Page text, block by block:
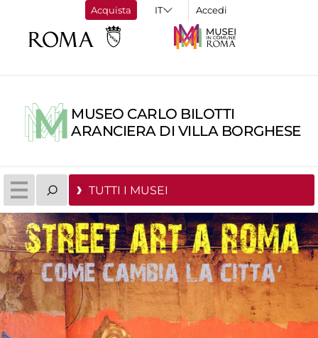
Acquista Accedi
MUSEO CARLO BILOTTI
ARANCIERA DI VILLA BORGHESE
TUTTI I MUSEI